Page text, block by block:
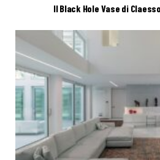
Il Black Hole Vase di